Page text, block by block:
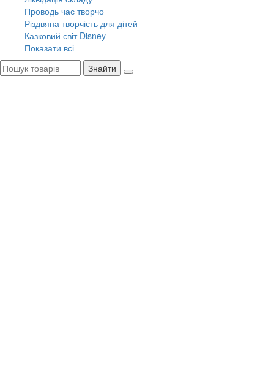
Проводь час творчо
Різдвяна творчість для дітей
Казковий світ Disney
Показати всі
Знайти